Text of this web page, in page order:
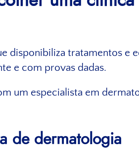
disponibiliza tratamentos e
e com provas dadas.
um especialista em
de dermatologia